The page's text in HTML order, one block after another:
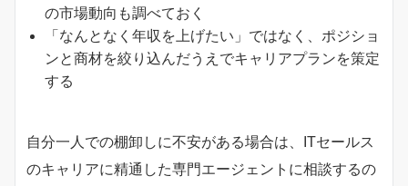
の市場動向も調べておく
「なんとなく年収を上げたい」ではなく、ポジショ
ンと商材を絞り込んだうえでキャリアプランを策定
する
自分一人での棚卸しに不安がある場合は、ITセールス
のキャリアに精通した専門エージェントに相談するの